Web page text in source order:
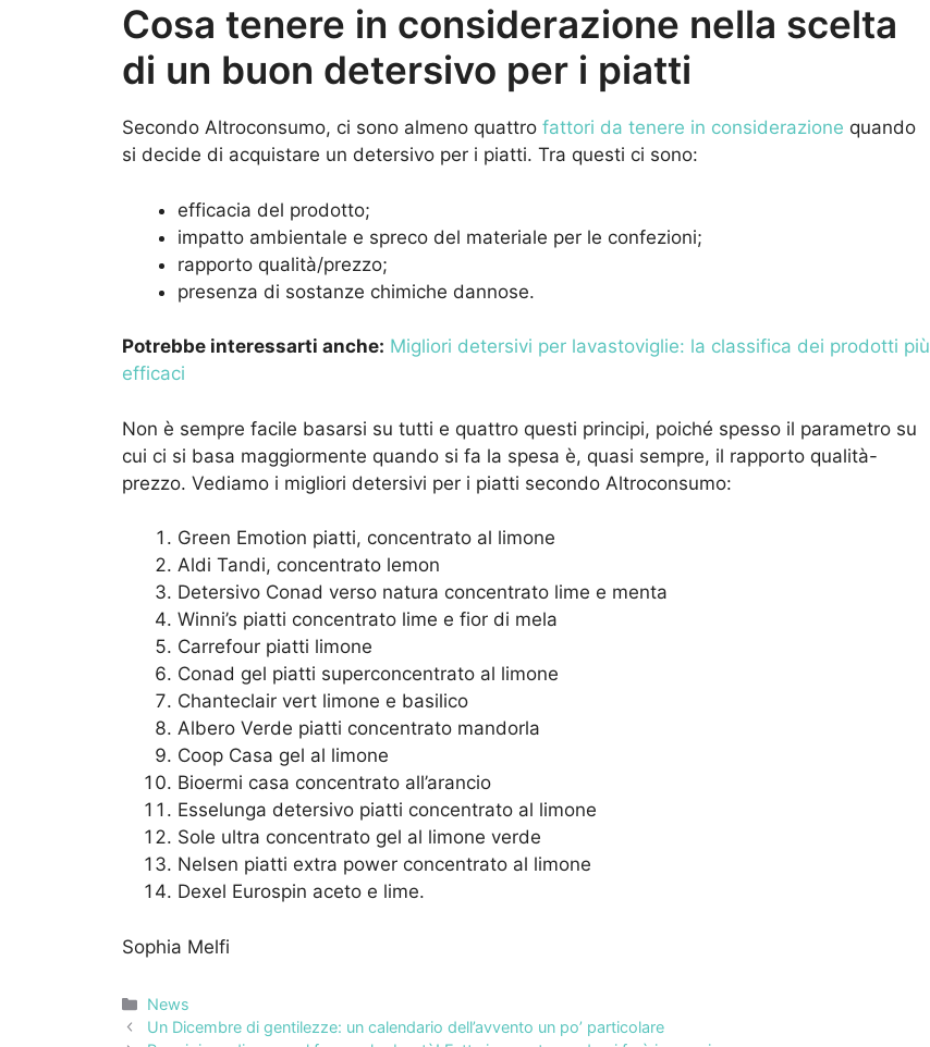
Cosa tenere in considerazione nella scelta
di un buon detersivo per i piatti
Secondo Altroconsumo, ci sono almeno quattro fattori da tenere in considerazione quando
si decide di acquistare un detersivo per i piatti. Tra questi ci sono:
efficacia del prodotto;
impatto ambientale e spreco del materiale per le confezioni;
rapporto qualità/prezzo;
presenza di sostanze chimiche dannose.
Potrebbe interessarti anche: Migliori detersivi per lavastoviglie: la classifica dei prodotti più
efficaci
Non è sempre facile basarsi su tutti e quattro questi principi, poiché spesso il parametro su
cui ci si basa maggiormente quando si fa la spesa è, quasi sempre, il rapporto qualità-
prezzo. Vediamo i migliori detersivi per i piatti secondo Altroconsumo:
Green Emotion piatti, concentrato al limone
Aldi Tandi, concentrato lemon
Detersivo Conad verso natura concentrato lime e menta
Winni’s piatti concentrato lime e fior di mela
Carrefour piatti limone
Conad gel piatti superconcentrato al limone
Chanteclair vert limone e basilico
Albero Verde piatti concentrato mandorla
Coop Casa gel al limone
Bioermi casa concentrato all’arancio
Esselunga detersivo piatti concentrato al limone
Sole ultra concentrato gel al limone verde
Nelsen piatti extra power concentrato al limone
Dexel Eurospin aceto e lime.
Sophia Melfi
Categorie
News
Un Dicembre di gentilezze: un calendario dell’avvento un po’ particolare